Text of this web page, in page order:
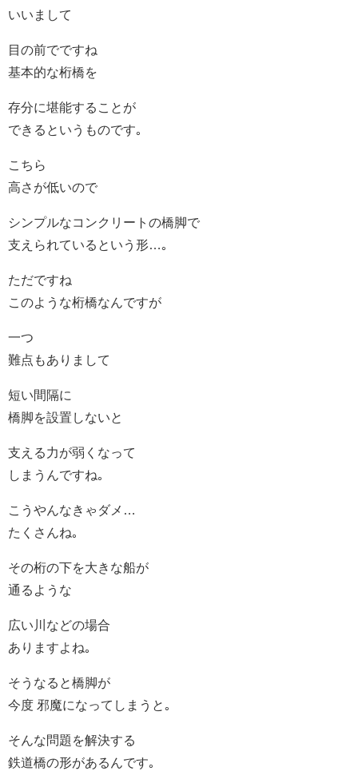
いいまして
目の前でですね
基本的な桁橋を
存分に堪能することが
できるというものです｡
こちら
高さが低いので
シンプルなコンクリートの橋脚で
支えられているという形…｡
ただですね
このような桁橋なんですが
一つ
難点もありまして
短い間隔に
橋脚を設置しないと
支える力が弱くなって
しまうんですね｡
こうやんなきゃダメ…
たくさんね｡
その桁の下を大きな船が
通るような
広い川などの場合
ありますよね｡
そうなると橋脚が
今度 邪魔になってしまうと｡
そんな問題を解決する
鉄道橋の形があるんです｡